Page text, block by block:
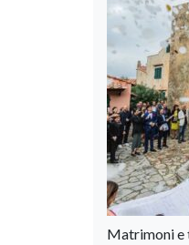
Matrimoni e